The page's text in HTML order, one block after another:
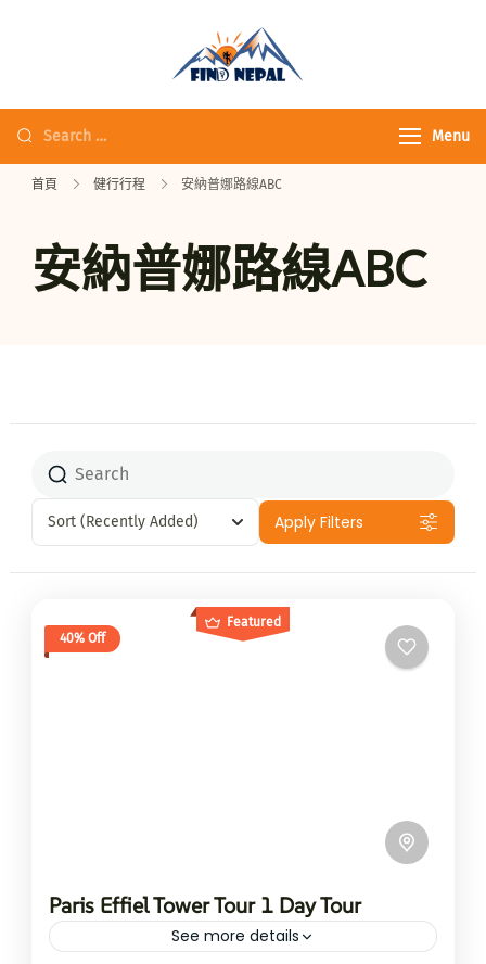
Menu
首頁 健行行程 安納普娜路線ABC
安納普娜路線ABC
Sort (Recently Added) Apply Filters
Featured
40% Off
Paris Effiel Tower Tour 1 Day Tour
See more details